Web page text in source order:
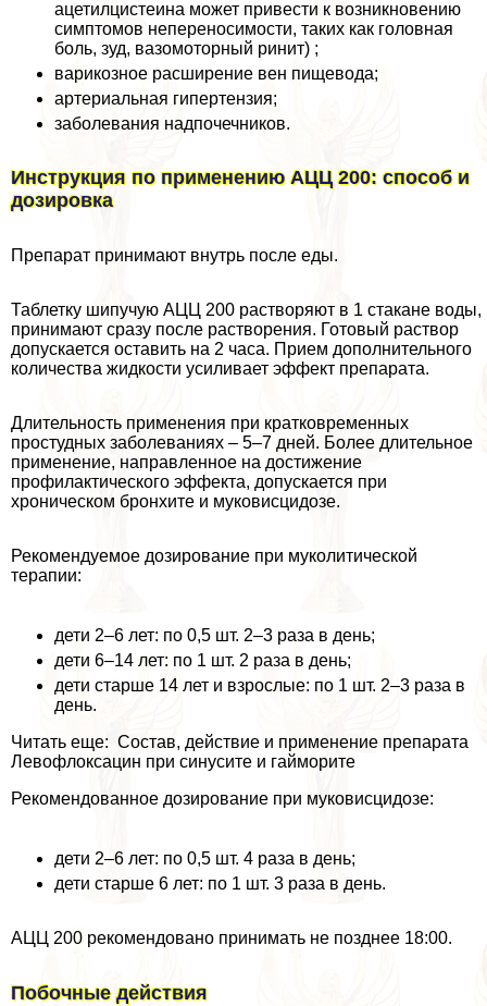
ацетилцистеина может привести к возникновению
симптомов непереносимости, таких как головная
боль, зуд, вазомоторный ринит) ;
варикозное расширение вен пищевода;
артериальная гипертензия;
заболевания надпочечников.
Инструкция по применению АЦЦ 200: способ и
дозировка
Препарат принимают внутрь после еды.
Таблетку шипучую АЦЦ 200 растворяют в 1 стакане воды,
принимают сразу после растворения. Готовый раствор
допускается оставить на 2 часа. Прием дополнительного
количества жидкости усиливает эффект препарата.
Длительность применения при кратковременных
простудных заболеваниях – 5–7 дней. Более длительное
применение, направленное на достижение
профилактического эффекта, допускается при
хроническом бронхите и муковисцидозе.
Рекомендуемое дозирование при муколитической
терапии:
дети 2–6 лет: по 0,5 шт. 2–3 раза в день;
дети 6–14 лет: по 1 шт. 2 раза в день;
дети старше 14 лет и взрослые: по 1 шт. 2–3 раза в
день.
Читать еще: Состав, действие и применение препарата
Левофлоксацин при синусите и гайморите
Рекомендованное дозирование при муковисцидозе:
дети 2–6 лет: по 0,5 шт. 4 раза в день;
дети старше 6 лет: по 1 шт. 3 раза в день.
АЦЦ 200 рекомендовано принимать не позднее 18:00.
Побочные действия